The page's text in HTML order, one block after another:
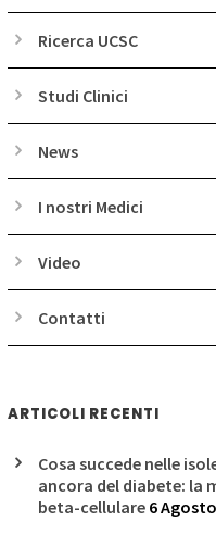
Ricerca UCSC
Studi Clinici
News
I nostri Medici
Video
Contatti
ARTICOLI RECENTI
Cosa succede nelle
ancora del diabete: la
beta-cellulare 6